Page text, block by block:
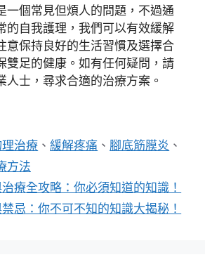
一個常見但煩人的問題，不過通
的自我護理，我們可以有效緩解
意保持良好的生活習慣及選擇合
雙足的健康。如有任何疑問，請
人士，尋求合適的治療方案。
治療 、緩解疼痛 、 腳底筋膜炎 、
方法
療全攻略：你必須知道的知識！
忌：你不可不知的知識大揭秘！